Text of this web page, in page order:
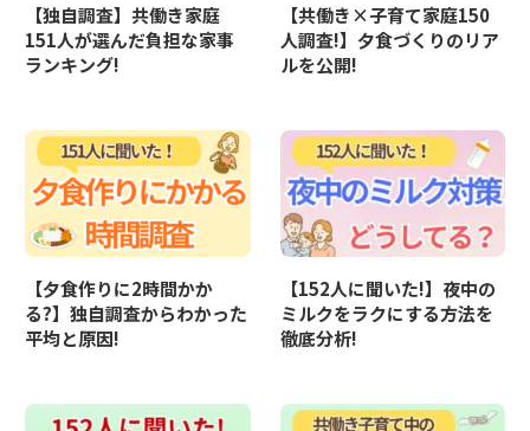
【独自調査】共働き家庭
151人が選んだ負担な家事
ランキング!
【共働き×子育て家庭150
人調査!】夕食づくりのリア
ルを公開!
【夕食作りに2時間かか
る?】独自調査からわかった
平均と原因!
【152人に聞いた!】夜中の
ミルクをラクにする方法を
徹底分析!